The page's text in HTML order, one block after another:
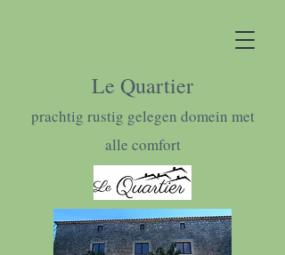
Le Quartier
prachtig rustig gelegen domein met
alle comfort